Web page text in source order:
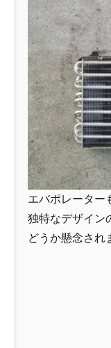
エバポレーター
独特なデザイン
どうか懸念さ